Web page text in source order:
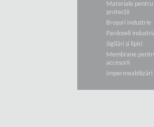
Materiale pentru
protecții
Broșuri Industrie
Pardoseli
Sigilări și lipiri
Membrane
accesorii
Impermeabilizări